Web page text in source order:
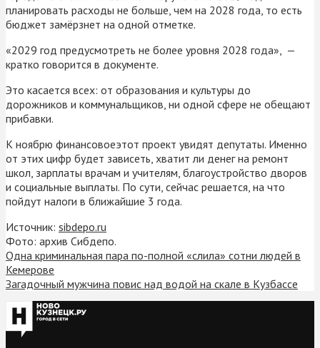
планировать расходы не больше, чем на 2028 года, то есть
бюджет замёрзнет на одной отметке.
«2029 год предусмотреть не более уровня 2028 года», —
кратко говорится в документе.
Это касается всех: от образования и культуры до
дорожников и коммунальщиков, ни одной сфере не обещают
прибавки.
К ноябрю финансовоеэтот проект увидят депутаты. Именно
от этих цифр будет зависеть, хватит ли денег на ремонт
школ, зарплаты врачам и учителям, благоустройство дворов
и социальные выплаты. По сути, сейчас решается, на что
пойдут налоги в ближайшие 3 года.
Источник: sibdepo.ru
Фото: архив Сибдепо.
Одна криминальная пара по-полной «слила» сотни людей в
Кемерове
Загадочный мужчина повис над водой на скале в Кузбассе